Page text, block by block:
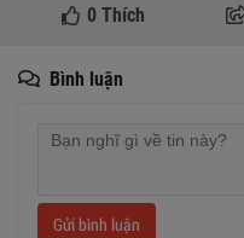
0Thích
Bình luận
Gửi bình luận